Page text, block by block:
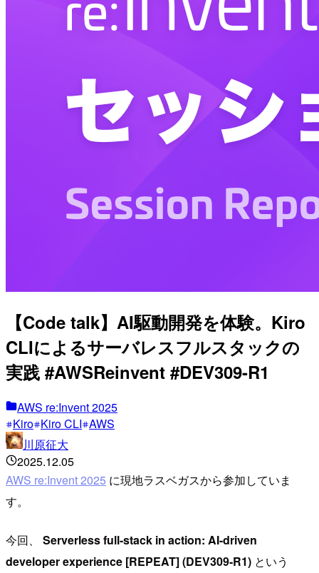
【Code talk】AI駆動開発を体験。Kiro
CLIによるサーバレスフルスタックの
実践 #AWSReinvent #DEV309-R1
AWS re:Invent 2025
Kiro Kiro CLI AWS
川原征大
2025.12.05
AWS re:Invent 2025 に現地ラスベガスから参加していま
す。
今回、 Serverless full-stack in action: AI-driven
developer experience [REPEAT] (DEV309-R1) という